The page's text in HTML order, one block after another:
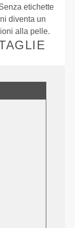
etichette
diventa un
alla pelle.